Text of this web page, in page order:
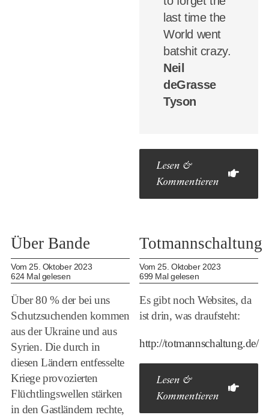
last time the
World went
batshit crazy.
Neil
deGrasse
Tyson
Lesen &
Kommentieren
Über Bande
Vom 25. Oktober 2023
624 Mal gelesen
Über 80 % der bei uns
Schutzsuchenden kommen
aus der Ukraine und aus
Syrien. Die durch in
diesen Ländern entfesselte
Kriege provozierten
Flüchtlingswellen stärken
in den Gastländern rechte,
Totmannschaltung
Vom 25. Oktober 2023
699 Mal gelesen
Es gibt noch Websites, da
ist drin, was draufsteht:
http://totmannschaltung.de/
Lesen &
Kommentieren